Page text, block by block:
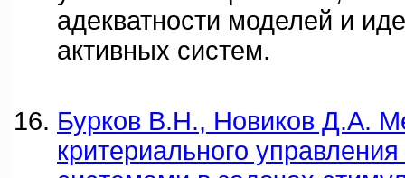
адекватности моделей и
активных систем.
Бурков В.Н., Новиков Д.А.
критериального